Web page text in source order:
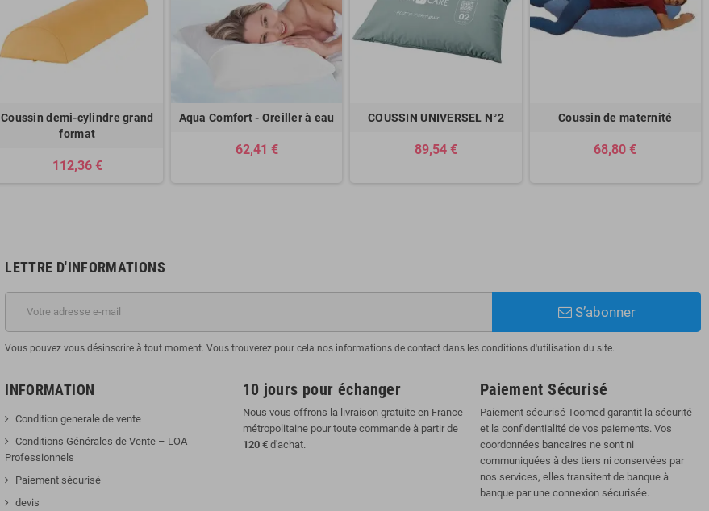
Coussin demi-cylindre grand
format
112,36 €
Aqua Comfort - Oreiller à eau
62,41 €
COUSSIN UNIVERSEL N°2
89,54 €
Coussin de maternité
68,80 €
LETTRE D'INFORMATIONS
S’abonner
Vous pouvez vous désinscrire à tout moment. Vous trouverez pour cela nos informations de contact dans les conditions d'utilisation du site.
INFORMATION
Condition generale de vente
Conditions Générales de Vente – LOA
Professionnels
Paiement sécurisé
devis
10 jours pour échanger
Nous vous offrons la livraison gratuite en France
métropolitaine pour toute commande à partir de
120 €d'achat.
Paiement Sécurisé
Paiement sécurisé Toomed garantit la sécurité
et la confidentialité de vos paiements. Vos
coordonnées bancaires ne sont ni
communiquées à des tiers ni conservées par
nos services, elles transitent de banque à
banque par une connexion sécurisée.